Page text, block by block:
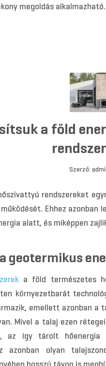
megoldás alkalmazható.
a föld
Szerző:
rendszereket
Ehhez
alatt, és miképpen
geotermikus
a föld természetes
környezetbarát
emellett azonban a
Mivel a talaj ezen
az így tárolt
azonban olyan
hosszú távon is